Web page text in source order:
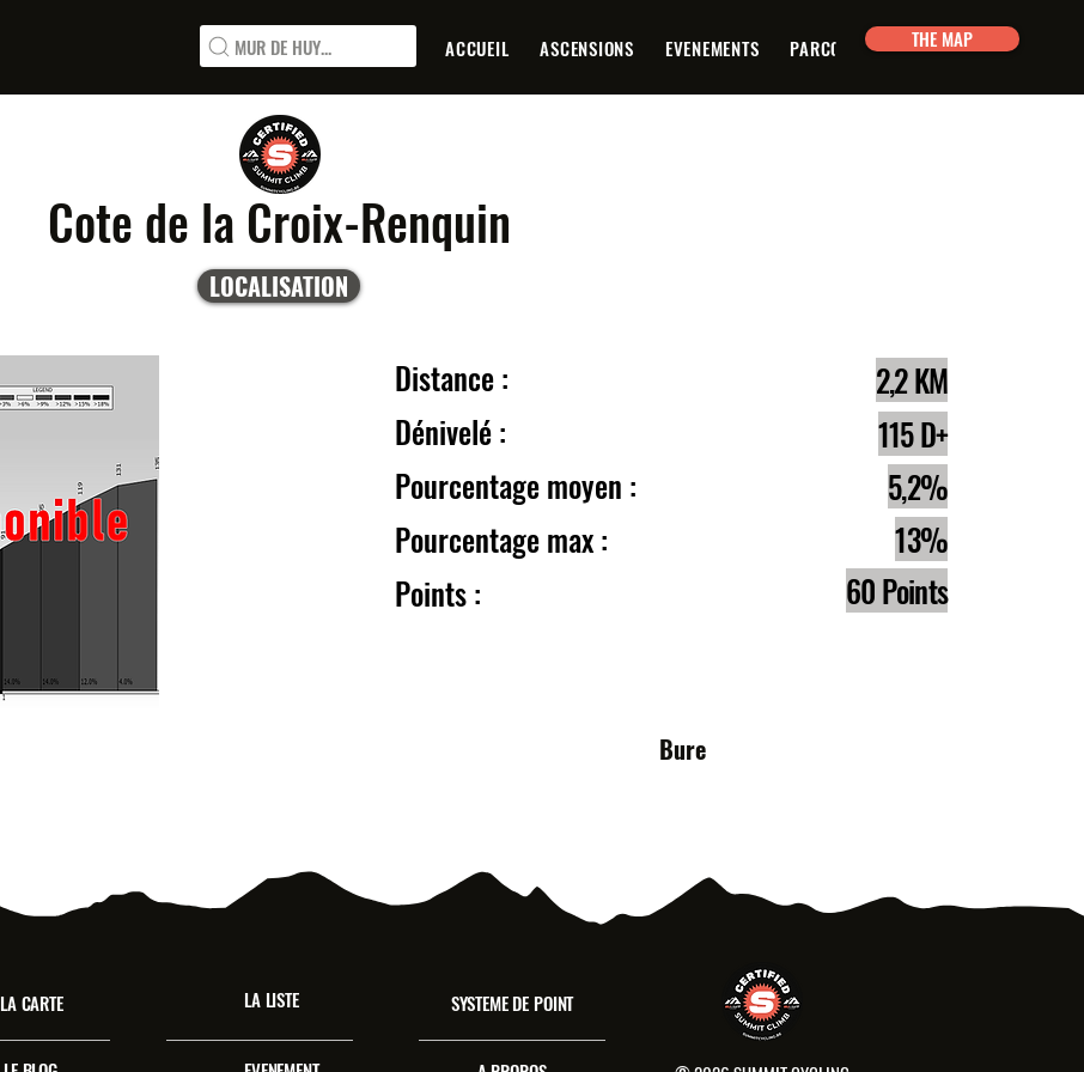
MUR DE HUY... ACCUEIL ASCENSIONS EVENEMENTS PARCOURS PLANIFICATEUR
THE MAP
Cote de la Croix-Renquin
LOCALISATION
Distance :
Dénivelé :
Pourcentage moyen :
Pourcentage max :
Points :
2,2 KM
115 D+
5,2%
13%
60 Points
Bure
LA CARTE LA LISTE SYSTEME DE POINT